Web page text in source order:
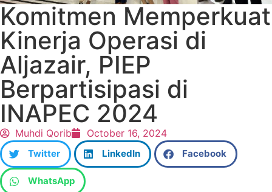
Komitmen Memperkuat
Kinerja Operasi di
Aljazair, PIEP
Berpartisipasi di
INAPEC 2024
Muhdi Qorib October 16, 2024
Twitter LinkedIn Facebook
WhatsApp